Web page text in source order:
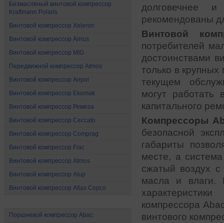
Безмасляный винтовой компрессор
Kraftmann Polaris
Винтовой компрессор Xeleron
Винтовой компрессор Airrus
Винтовой компрессор MIG
Передвижной компрессор Atmos
Винтовой компрессор Airpol
Винтовой компрессор Ekomak
Винтовой компрессор Ремеза
Винтовой компрессор Ceccato
Винтовой компрессор Comprag
Винтовой компрессор Fiac
Винтовой компрессор Atmos
Винтовой компрессор Alup
Винтовой компрессор Atlas Copco
Поршневой компрессор Abac
долговечнее
рекомендованы
Винтовой
потребителей
достоинствами
только в
текущем
могут
капитального
Компрессоры
безопасной
габариты
месте, а система
сжатый воздух
масла и влаги.
компрессора
винтового